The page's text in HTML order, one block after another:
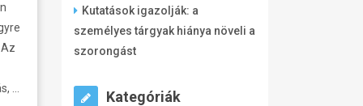
…
Kutatások igazolják: a
személyes tárgyak hiánya növeli a
szorongást
Kategóriák